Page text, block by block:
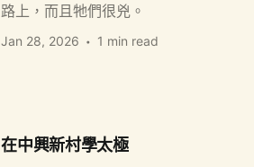
路上，而且牠們很兇。
Jan 28, 2026 1 min read
在中興新村學太極